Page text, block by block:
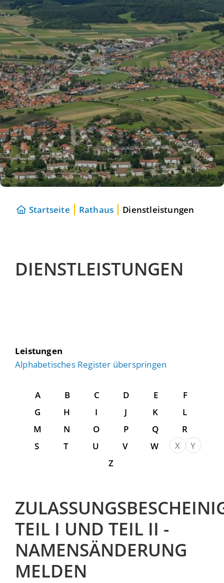
Startseite Rathaus Dienstleistungen
DIENSTLEISTUNGEN
Leistungen
Alphabetisches Register überspringen
A B C D E
F
G
H I J K
L
M
N O P Q
R
S
T U V W X
Y
Z
TEIL I UND TEIL II -
NAMENSÄNDERUNG
MELDEN